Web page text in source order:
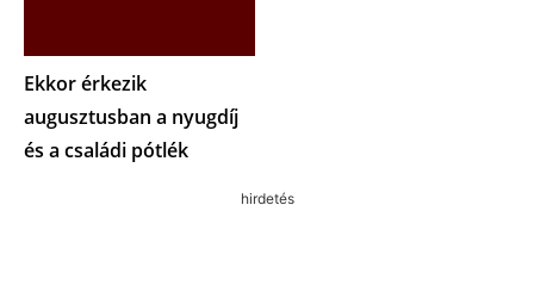
Ekkor érkezik
augusztusban a nyugdíj
és a családi pótlék
hirdetés